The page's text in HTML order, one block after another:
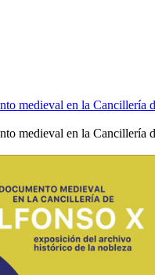
medieval en la Cancillería
medieval en la Cancillería